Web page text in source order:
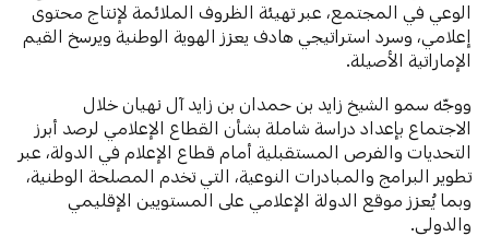
الوعي في المجتمع، عبر تهيئة الظروف الملائمة لإنتاج محتوى
إعلامي، وسرد استراتيجي هادف يعزز الهوية الوطنية ويرسخ القيم
الإماراتية الأصيلة.
ووجّه سمو الشيخ زايد بن حمدان بن زايد آل نهيان خلال
الاجتماع بإعداد دراسة شاملة بشأن القطاع الإعلامي لرصد أبرز
التحديات والفرص المستقبلية أمام قطاع الإعلام في الدولة، عبر
تطوير البرامج والمبادرات النوعية، التي تخدم المصلحة الوطنية،
وبما يُعزز موقع الدولة الإعلامي على المستويين الإقليمي
والدولي.